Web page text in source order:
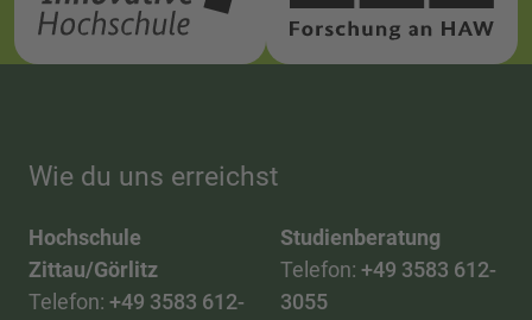
Wie du uns erreichst
Hochschule
Zittau/Görlitz
Telefon: +49 3583 612-
Studienberatung
Telefon: +49 3583 612-
3055